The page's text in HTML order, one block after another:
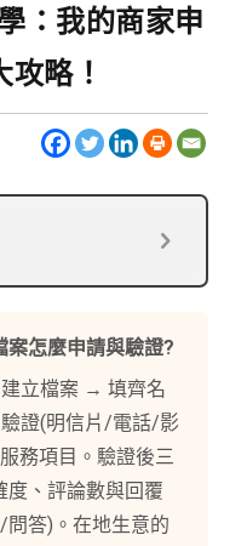
：我的商家申
略！
怎麼申請與驗證?
立檔案 → 填齊名
證(明信片/電話/影
務項目。驗證後三
度、評論數與回覆
答)。在地生意的